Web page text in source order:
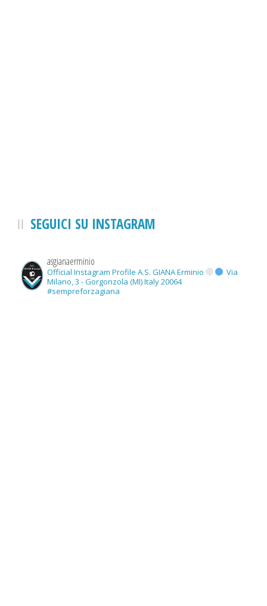
SEGUICI SU INSTAGRAM
asgianaerminio
Official Instagram Profile A.S. GIANA Erminio
Via
Milano, 3 - Gorgonzola (MI) Italy 20064
#sempreforzagiana